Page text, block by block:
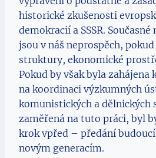
historické zkušenosti
demokracií a SSSR.
jsou v náš neprospěch,
struktury, ekonomické
Pokud by však byla
na koordinaci výzkumných
komunistických a dělnických
zaměřená na tuto práci, byl
krok vpřed – předání
novým generacím.